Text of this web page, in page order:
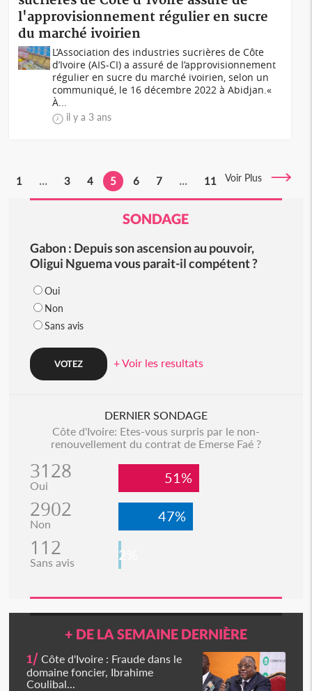
l'approvisionnement régulier en sucre
du marché ivoirien
L’Association des industries sucrières de Côte
d’Ivoire (AIS-CI) a assuré de l’approvisionnement
régulier en sucre du marché ivoirien, selon un
communiqué, le 16 décembre 2022 à Abidjan.«
À...
il y a 3 ans
1 ... 3 4 5 6 7 ... 11 Voir Plus
SONDAGE
Gabon : Depuis son ascension au pouvoir,
Oligui Nguema vous parait-il compétent ?
Oui
Non
Sans avis
+ Voir les resultats
DERNIER SONDAGE
Côte d'Ivoire: Etes-vous surpris par le non-
renouvellement du contrat de Emerse Faé ?
3128
Oui 51%
2902
Non 47%
112
Sans avis 2%
+ DE LA SEMAINE DERNIÈRE
1/ Côte d'Ivoire : Fraude dans le
domaine foncier, Ibrahime
Coulibal...